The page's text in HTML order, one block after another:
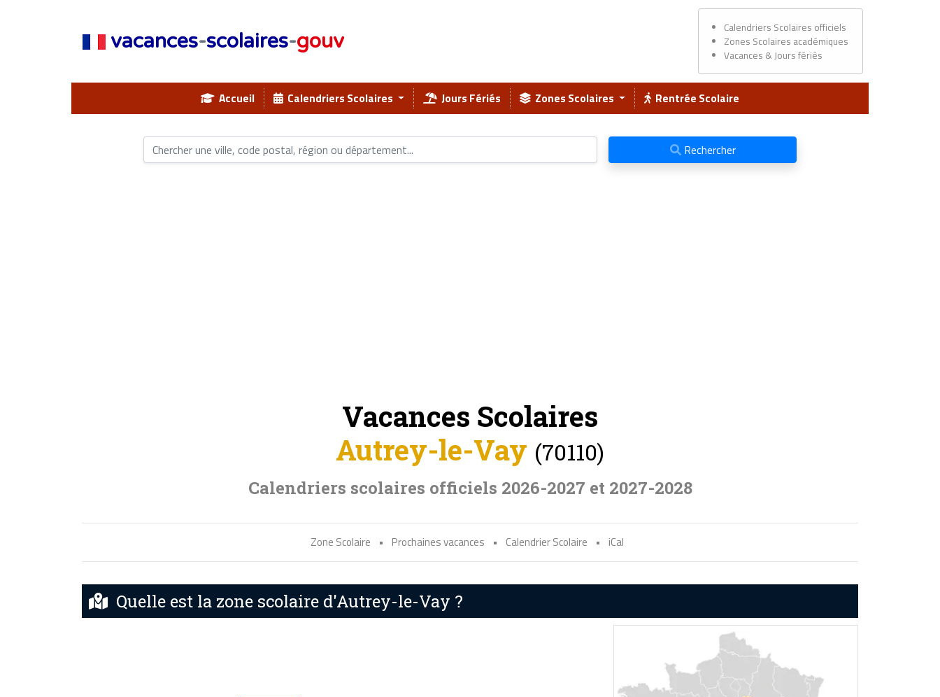
vacances-scolaires-gouv
Calendriers Scolaires officiels
Zones Scolaires académiques
Vacances & Jours fériés
Accueil Calendriers Scolaires Jours Fériés Zones Scolaires Rentrée Scolaire
Rechercher
Vacances Scolaires
Autrey-le-Vay (70110)
Calendriers scolaires officiels 2026-2027 et 2027-2028
Zone Scolaire • Prochaines vacances • Calendrier Scolaire • iCal
Quelle est la zone scolaire d'Autrey-le-Vay ?